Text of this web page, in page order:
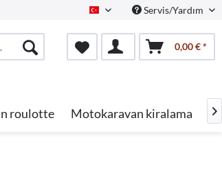
Turkish Servis/Yardım
0,00 € *
roulotte Motokaravan kiralama 